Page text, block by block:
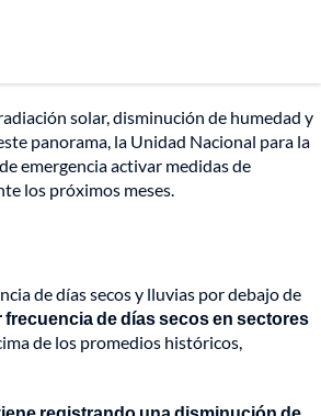
solar, disminución de humedad y
panorama, la Unidad Nacional para la
emergencia activar medidas de
los próximos meses.
de días secos y lluvias por debajo de
frecuencia de días secos en sectores
de los promedios históricos,